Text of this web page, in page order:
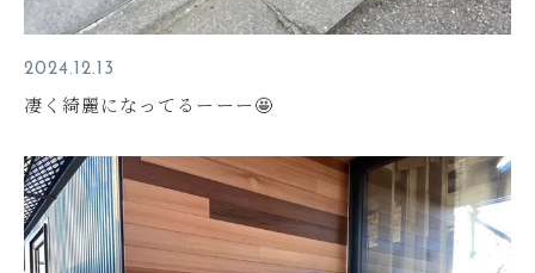
2024.12.13
凄く綺麗になってるーーー🤩